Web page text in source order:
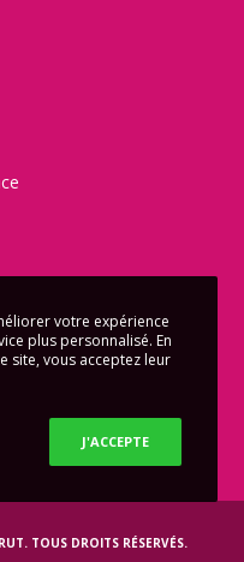
. TOUS DROITS RÉSERVÉS.
votre expérience
plus personnalisé. En
site, vous acceptez leur
J'ACCEPTE